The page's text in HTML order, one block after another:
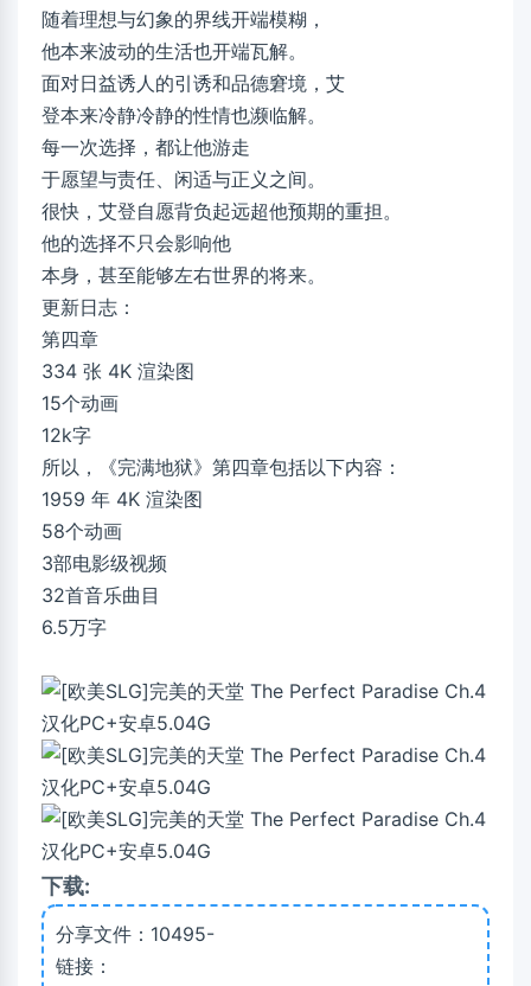
随着理想与幻象的界线开端模糊，
他本来波动的生活也开端瓦解。
面对日益诱人的引诱和品德窘境，艾
登本来冷静冷静的性情也濒临解。
每一次选择，都让他游走
于愿望与责任、闲适与正义之间。
很快，艾登自愿背负起远超他预期的重担。
他的选择不只会影响他
本身，甚至能够左右世界的将来。
更新日志：
第四章
334 张 4K 渲染图
15个动画
12k字
所以，《完满地狱》第四章包括以下内容：
1959 年 4K 渲染图
58个动画
3部电影级视频
32首音乐曲目
6.5万字
下载:
分享文件：10495-
链接：